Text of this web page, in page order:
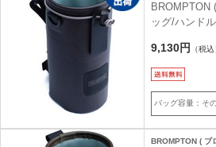
BROMPTON
ッグ/ハンド
9,130円 （税込
バッグ容量：そ
BROMPTON ( ブ